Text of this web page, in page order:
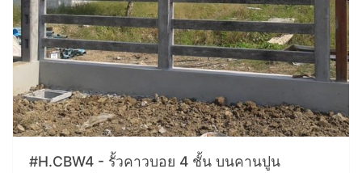
#H.CBW4 - รั้วคาวบอย 4 ชั้น บนคานปูน